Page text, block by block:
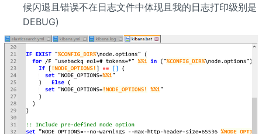
候闪退且错误不在日志文件中体现且我的日志打印级别是
DEBUG)